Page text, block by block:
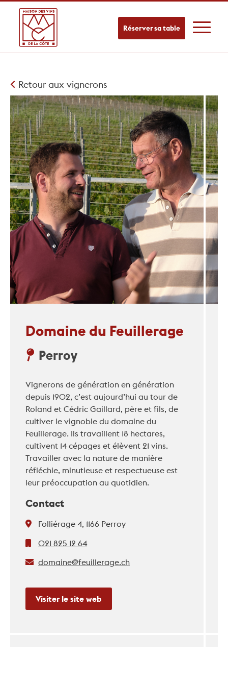
Réserver sa table
Retour aux vignerons
Domaine du Feuillerage
Perroy
Vignerons de génération en génération
depuis 1902, c’est aujourd’hui au tour de
Roland et Cédric Gaillard, père et fils, de
cultiver le vignoble du domaine du
Feuillerage. Ils travaillent 18 hectares,
cultivent 14 cépages et élèvent 21 vins.
Travailler avec la nature de manière
réfléchie, minutieuse et respectueuse est
leur préoccupation au quotidien.
Contact
Folliérage 4, 1166 Perroy
021 825 12 64
domaine@feuillerage.ch
Visiter le site web